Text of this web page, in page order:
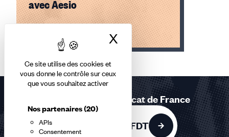
Ce site utilise des cookies et
vous donne le contrôle sur ceux
que vous souhaitez activer
Nos partenaires(20)
APIs
Consentement
X Masquer le
avec Aesio
sur
Rejoignez le 1er syndicat de France
Adhérer à la CFDT